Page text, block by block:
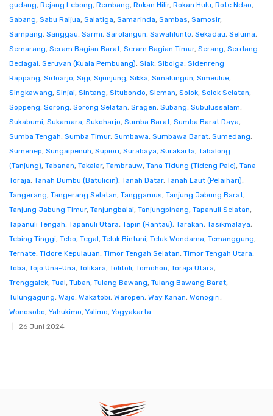
gudang, Rejang Lebong, Rembang, Rokan Hilir, Rokan Hulu, Rote Ndao,
Sabang, Sabu Raijua, Salatiga, Samarinda, Sambas, Samosir,
Sampang, Sanggau, Sarmi, Sarolangun, Sawahlunto, Sekadau, Seluma,
Semarang, Seram Bagian Barat, Seram Bagian Timur, Serang, Serdang
Bedagai, Seruyan (Kuala Pembuang), Siak, Sibolga, Sidenreng
Rappang, Sidoarjo, Sigi, Sijunjung, Sikka, Simalungun, Simeulue,
Singkawang, Sinjai, Sintang, Situbondo, Sleman, Solok, Solok Selatan,
Soppeng, Sorong, Sorong Selatan, Sragen, Subang, Subulussalam,
Sukabumi, Sukamara, Sukoharjo, Sumba Barat, Sumba Barat Daya,
Sumba Tengah, Sumba Timur, Sumbawa, Sumbawa Barat, Sumedang,
Sumenep, Sungaipenuh, Supiori, Surabaya, Surakarta, Tabalong
(Tanjung), Tabanan, Takalar, Tambrauw, Tana Tidung (Tideng Pale), Tana
Toraja, Tanah Bumbu (Batulicin), Tanah Datar, Tanah Laut (Pelaihari),
Tangerang, Tangerang Selatan, Tanggamus, Tanjung Jabung Barat,
Tanjung Jabung Timur, Tanjungbalai, Tanjungpinang, Tapanuli Selatan,
Tapanuli Tengah, Tapanuli Utara, Tapin (Rantau), Tarakan, Tasikmalaya,
Tebing Tinggi, Tebo, Tegal, Teluk Bintuni, Teluk Wondama, Temanggung,
Ternate, Tidore Kepulauan, Timor Tengah Selatan, Timor Tengah Utara,
Toba, Tojo Una-Una, Tolikara, Tolitoli, Tomohon, Toraja Utara,
Trenggalek, Tual, Tuban, Tulang Bawang, Tulang Bawang Barat,
Tulungagung, Wajo, Wakatobi, Waropen, Way Kanan, Wonogiri,
Wonosobo, Yahukimo, Yalimo, Yogyakarta
26 Juni 2024